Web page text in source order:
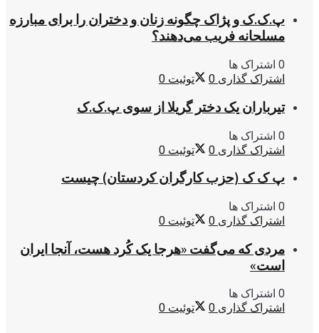
پ.ک.ک و پژاک چگونه زنان و دختران را برای مبارزه
مسلحانه فریب می‌دهند؟
0 اشتراک ها
اشتراک گذاری 0 توئیت 0
تیرباران یک دختر گریلا از سوی پ.ک.ک
0 اشتراک ها
اشتراک گذاری 0 توئیت 0
پ ک ک (حزب کارگران کردستان) چیست
0 اشتراک ها
اشتراک گذاری 0 توئیت 0
مردی که می‌گفت «هرجا یک کُرد هست، آنجا ایران
است»
0 اشتراک ها
اشتراک گذاری 0 توئیت 0